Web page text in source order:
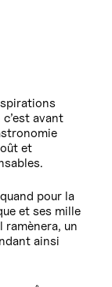
avant
et
pour la
et ses mille
ramènera, un
ainsi